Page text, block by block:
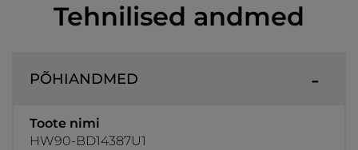
Tehnilised andmed
PÕHIANDMED
Toote nimi
HW90-BD14387U1